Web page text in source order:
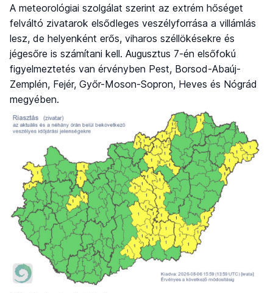
A meteorológiai szolgálat szerint az extrém hőséget
felváltó zivatarok elsődleges veszélyforrása a villámlás
lesz, de helyenként erős, viharos széllökésekre és
jégesőre is számítani kell. Augusztus 7-én elsőfokú
figyelmeztetés van érvényben Pest, Borsod-Abaúj-
Zemplén, Fejér, Győr-Moson-Sopron, Heves és Nógrád
megyében.